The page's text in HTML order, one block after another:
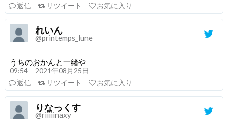
返信
リツイート お気に入り
れいん
@printemps_lune
うちのおかんと一緒や
09:54 – 2021年08月25日
返信
リツイート お気に入り
りなっくす
@riiiiinaxy